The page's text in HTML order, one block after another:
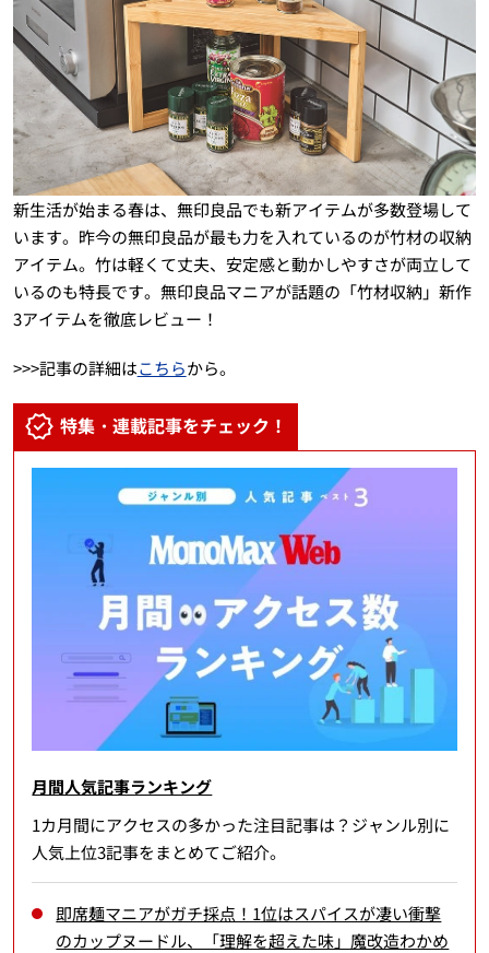
新生活が始まる春は、無印良品でも新アイテムが多数登場して
います。昨今の無印良品が最も力を入れているのが竹材の収納
アイテム。竹は軽くて丈夫、安定感と動かしやすさが両立して
いるのも特長です。無印良品マニアが話題の「竹材収納」新作
3アイテムを徹底レビュー！
>>>記事の詳細はこちらから。
特集・連載記事をチェック！
月間人気記事ランキング
1カ月間にアクセスの多かった注目記事は？ジャンル別に
人気上位3記事をまとめてご紹介。
即席麺マニアがガチ採点！1位はスパイスが凄い衝撃
のカップヌードル、「理解を超えた味」魔改造わかめ